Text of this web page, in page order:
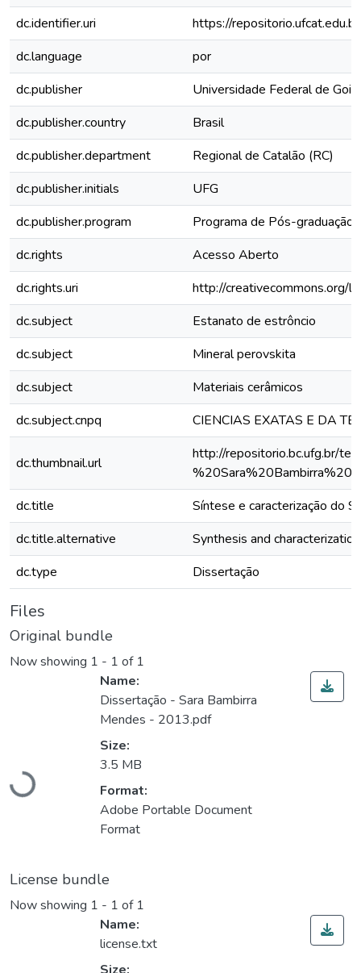
dc.identifier.uri
https://
dc.language
por
dc.publisher
Universidade Federal de
dc.publisher.country
Brasil
dc.publisher.department
Regional de Catalão (RC)
dc.publisher.initials
UFG
dc.publisher.program
Programa de Pós-graduação
dc.rights
Acesso Aberto
dc.rights.uri
http://creativecommons.org/
dc.subject
Estanato de estrôncio
dc.subject
Mineral perovskita
dc.subject
Materiais cerâmicos
dc.subject.cnpq
CIENCIAS EXATAS E DA
dc.thumbnail.url
http://repositorio.bc.ufg.br/
dc.title
Síntese e caracterização do
dc.title.alternative
Synthesis and
dc.type
Dissertação
Files
Original bundle
Now showing 1 - 1 of 1
Loading...
Name:
Dissertação - Sara Bambirra
Mendes - 2013.pdf
Size:
3.5 MB
Format:
Adobe Portable Document
Format
License bundle
Now showing 1 - 1 of 1
Name:
license.txt